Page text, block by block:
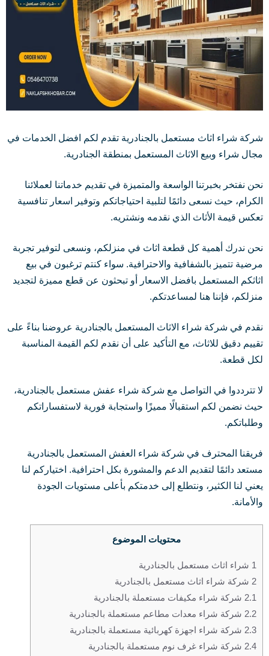
شركة شراء اثاث مستعمل بالجنادرية تقدم لكم افضل الخدمات في
مجال شراء وبيع الاثاث المستعمل بمنطقة الجنادرية.
نحن نفتخر بخبرتنا الواسعة والمتميزة في تقديم خدماتنا لعملائنا
الكرام، حيث نسعى دائمًا لتلبية احتياجاتكم وتوفير اسعار تنافسية
تعكس قيمة الأثاث الذي نقدمه ونشتريه.
نحن ندرك أهمية كل قطعة اثاث في منزلكم، ونسعى لتوفير تجربة
مرضية تتميز بالشفافية والاحترافية. سواء كنتم ترغبون في بيع
اثاثكم المستعمل بافضل الاسعار أو تبحثون عن قطع مميزة لتجديد
منزلكم، فإننا هنا لمساعدتكم.
نقدم في شركة شراء الاثاث المستعمل بالجنادرية عروضنا بناءً على
تقييم دقيق للاثاث، مع التأكيد على أن نقدم لكم القيمة المناسبة
لكل قطعة.
لا تترددوا في التواصل مع شركة شراء عفش مستعمل بالجنادرية،
حيث نضمن لكم استقبالًا مميزًا واستجابة فورية لاستفساراتكم
وطلباتكم.
فريقنا المحترف في شركة شراء العفش المستعمل بالجنادرية
مستعد دائمًا لتقديم الدعم والمشورة بكل احترافية. اختياركم لنا
يعني لنا الكثير، ونتطلع إلى خدمتكم بأعلى مستويات الجودة
والأمانة.
محتويات الموضوع
1شراء اثاث مستعمل بالجنادرية
2شركة شراء اثاث مستعمل بالجنادرية
2.1شركة شراء مكيفات مستعملة بالجنادرية
2.2شركة شراء معدات مطاعم مستعملة بالجنادرية
2.3شركة شراء اجهزة كهربائية مستعملة بالجنادرية
2.4شركة شراء غرف نوم مستعملة بالجنادرية